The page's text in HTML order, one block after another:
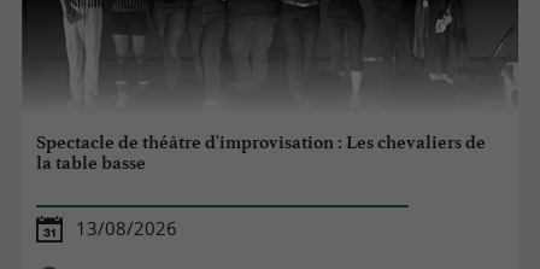
Spectacle de théâtre d'improvisation : Les chevaliers de
la table basse
13/08/2026